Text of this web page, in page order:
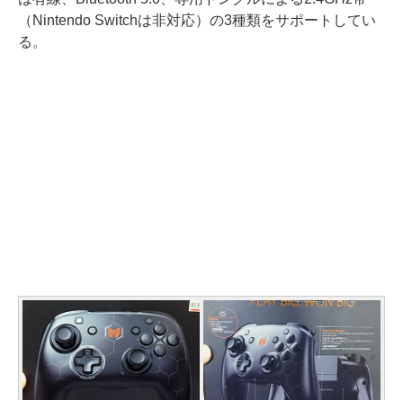
（Nintendo Switchは非対応）の3種類をサポートしてい
る。